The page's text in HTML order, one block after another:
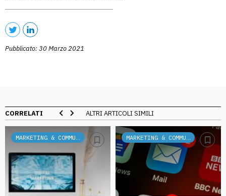
Pubblicato: 30 Marzo 2021
CORRELATI ALTRI ARTICOLI SIMILI
MARKETING & COMMUNICATION MARKETING & COMMUNICATION